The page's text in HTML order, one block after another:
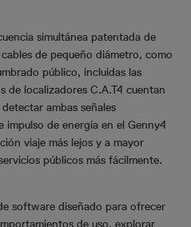
simultánea patentada de
de pequeño diámetro, como
público, incluidas las
de localizadores C.A.T4 cuentan
ambas señales
de energía en el Genny4
viaje más lejos y a mayor
públicos más fácilmente.
software diseñado para ofrecer
de uso, explorar